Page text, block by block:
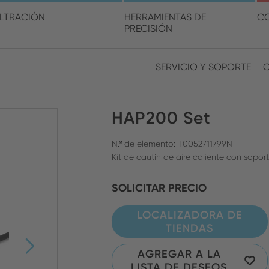
HERRAMIENTAS DE
PRECISIÓN
CERRAR BÚSQUEDA
SERVICIO Y SOPORTE
su ubicación y su
HAP200 Set
N.º de elemento: T0052711799N
Kit de cautín de aire caliente con
SOLICITAR PRECIO
LOCALIZADORA DE
TIENDAS
AGREGAR A LA